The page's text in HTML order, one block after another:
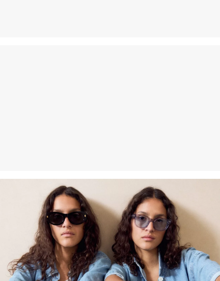
gemeenschappen helpen om te overleven en te gedijen, waarbij
het milieu wordt beschermd en hersteld. Better Cotton ondersteunt
boerengemeenschappen op sociaal, economisch en milieuvlak
door boeren te trainen in duurzame landbouwmethoden. Dit
product komt voort uit een systeem van massabalans en kan
daardoor mogelijk geen Better Cotton bevatten.
Meer informatie is beschikbaar op onze pagina’s over het
onderwerp Verantwoordelijkheid.